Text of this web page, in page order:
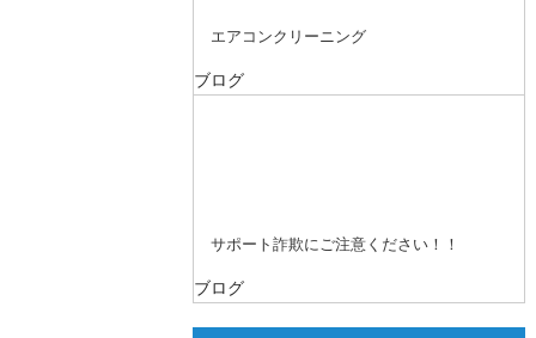
エアコンクリーニング
ブログ
サポート詐欺にご注意ください！！
ブログ